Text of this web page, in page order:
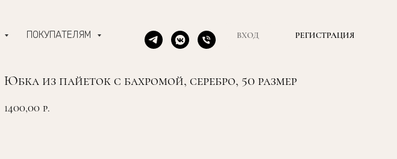
ПОКУПАТЕЛЯМ ВХОД РЕГИСТРАЦИЯ
Юбка из пайеток с бахромой, серебро, 50 размер
1400,00 р.